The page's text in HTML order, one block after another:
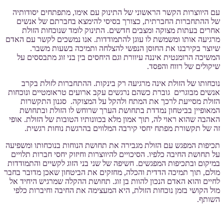
עם היווצרות הקשר הראשוני של התינוק עם אימו, מתפתחים יסודותיה
של ההתחברות החברתית, כצורך בסיסי להימצא בחברתם של אנשים
אחרים בעתות מצוקה ומצבים חדשים. התינוק לומד שנוכחות הזולת
מרגיעה אותו ומשמשת לו עוגן להתמודדות. אנו נמשכים לקשר עם האדם
שיוצר בקירבנו את החוסן הנפשי להצלחה ותמיכה בשעות משבר.
המשיכה הרומנטית איננה עיוורת וגם היחסים בין בני זוג מתבססים על
שיקולים של רווח והפסד.
נוכחותו של הזולת אינה מרגיעה רק בינקות. ההתחברות לזולת בקרב
אנשים מבוגרים גוברת כשהם נרגשים עקב ארועים טראומטיים ונוכחות
הזולת מסייעת לרכך את המתח ולהקל על המצוקה. סגנון התקשרות
המאופיין בביטחון נמדדת בתחושת הערך שרוחש לו הזולת ובתחושת
האהבה שהוא ראוי לה, תוך אמון מלא בכוונותיו הטובות של הזולת. אופי
זה של תקשורת מפתח יחסי קירבה המלווים בהרגשת נוחות רגשית.
תכיפות המפגש עם הזולת מגבירה את תחושת הנוחות בנוכחותו ומשפיעה
על תחושת החיבה כלפיו. הסיכויים להיווצרות וחיזוק יחסי חברות תלויים
במיקום ובתכיפות המפגשים. חשיפה של שני בני הזוג לקשיים והתמודדות
מולם, תוך תמיכה הדדית והכלה, מחזקים את הביטחון שאכן מדובר בחבר
לחיים והוא האדם הנכון להוות בן זוג. תחושת ההקלה שמרגיש היחיד אל
מול הקושי בזמן נוכחות הזולת, היא המעצימה את החיבה וחיברות כלפי
השותף.